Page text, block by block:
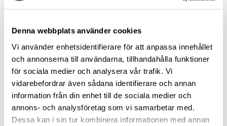
Denna webbplats använder cookies
Vi använder enhetsidentifierare för att anpassa innehållet
och annonserna till användarna, tillhandahålla funktioner
för sociala medier och analysera vår trafik. Vi
vidarebefordrar även sådana identifierare och annan
information från din enhet till de sociala medier och
annons- och analysföretag som vi samarbetar med.
Dessa kan i sin tur kombinera informationen med annan
För dig som är blivande ny medlemTa del av alla förmåner.